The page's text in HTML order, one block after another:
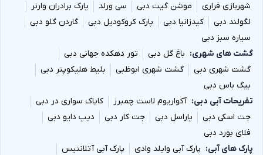
شهربازی فراری
موشن گیت دبی سی ورلد
پارک برادران وارنر
لگولند دبی
کیدزانیا دبی پارک کروکودیل دبی
گاردن گلو دبی
سیاره سبز دبی
گشت های شهری
باغ گل دبی
تور دهکده جهانی دبی
گشت شهری دبی
گشت شهری ابوظبی
بلیط هلیکوپتر دبی
بیگ باس دبی
تفریحات آبی دبی
آکواریوم لاست چمبرز
کایاک سواری در دبی
جت اسکی دبی
پاراسل دبی جت کار دبی
دیپ دایو دبی
فلای بورد دبی
پارک های آبی
پارک آبی وایلد وادی
پارک آبی آتلانتیس